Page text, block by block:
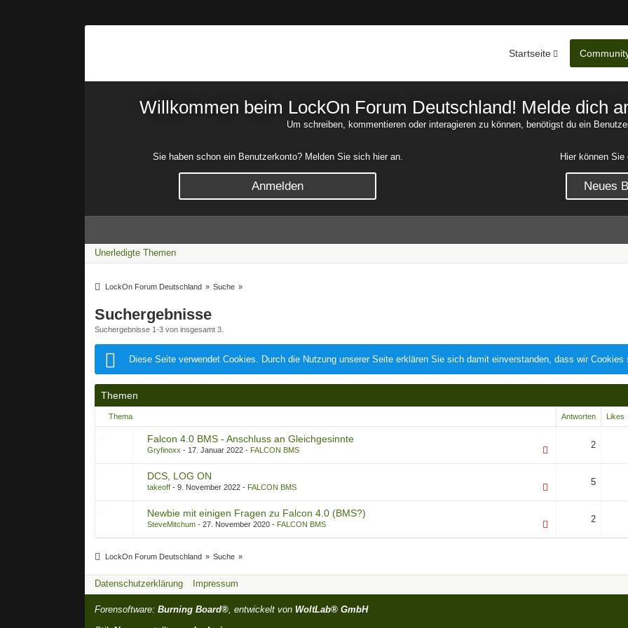
Startseite
Willkommen beim LockOn Forum Deutschland! Melde dich
Um schreiben, kommentieren oder interagieren zu können, benötigst du ein
Sie haben schon ein Benutzerkonto? Melden Sie sich hier an.
Anmelden
Hier können
Neues
Unerledigte Themen
LockOn Forum Deutschland » Suche »
Suchergebnisse
Suchergebnisse 1-3 von insgesamt 3.
Diese Seite verwendet Cookies. Durch die Nutzung unserer Seite erklären Sie sich damit einverstanden, dass wir Cookies
Themen
Thema Antworten Likes
Falcon 4.0 BMS - Anschluss an Gleichgesinnte
Gryfinoxx 17. Januar 2022 FALCON BMS 2
DCS, LOG ON
takeoff 9. November 2022 FALCON BMS 5
Newbie mit einigen Fragen zu Falcon 4.0 (BMS?)
SteveMitchum 27. November 2020 FALCON BMS 2
LockOn Forum Deutschland » Suche »
Datenschutzerklärung Impressum
Forensoftware: Burning Board®, entwickelt von WoltLab® GmbH